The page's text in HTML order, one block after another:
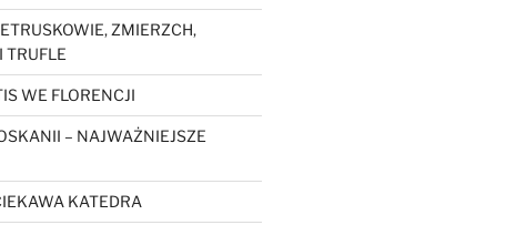
ZMIERZCH,
TRUFLE
WE FLORENCJI
– NAJWAŻNIEJSZE
KATEDRA